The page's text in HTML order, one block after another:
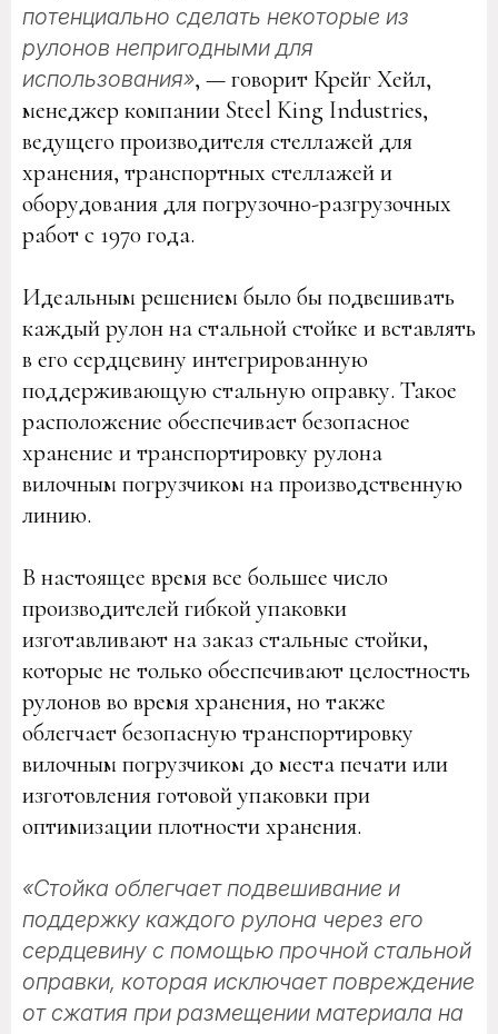
потенциально сделать некоторые из
рулонов непригодными для
использования», — говорит Крейг Хейл,
менеджер компании Steel King Industries,
ведущего производителя стеллажей для
хранения, транспортных стеллажей и
оборудования для погрузочно-разгрузочных
работ с 1970 года.
Идеальным решением было бы подвешивать
каждый рулон на стальной стойке и вставлять
в его сердцевину интегрированную
поддерживающую стальную оправку. Такое
расположение обеспечивает безопасное
хранение и транспортировку рулона
вилочным погрузчиком на производственную
линию.
В настоящее время все большее число
производителей гибкой упаковки
изготавливают на заказ стальные стойки,
которые не только обеспечивают целостность
рулонов во время хранения, но также
облегчает безопасную транспортировку
вилочным погрузчиком до места печати или
изготовления готовой упаковки при
оптимизации плотности хранения.
«Стойка облегчает подвешивание и
поддержку каждого рулона через его
сердцевину с помощью прочной стальной
оправки, которая исключает повреждение
от сжатия при размещении материала на